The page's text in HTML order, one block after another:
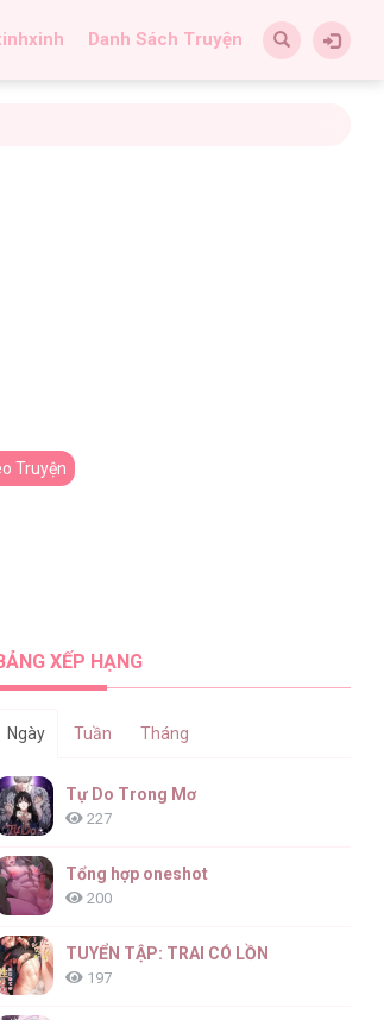
Danh Sách Truyện
Truyện
XẾP HẠNG
Ngày Tuần Tháng
Tự Do Trong Mơ
227
Tổng hợp oneshot
200
TUYỂN TẬP: TRAI CÓ LỒN
197